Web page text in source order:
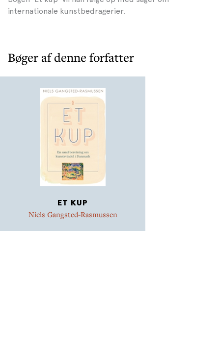
internationale kunstbedragerier.
Bøger af denne forfatter
ET KUP
Niels Gangsted-Rasmussen